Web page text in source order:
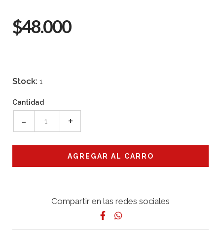
$48.000
Stock: 1
Cantidad
- +
Compartir en las redes sociales